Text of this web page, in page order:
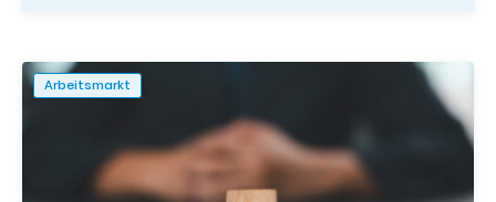
Arbeitsmarkt